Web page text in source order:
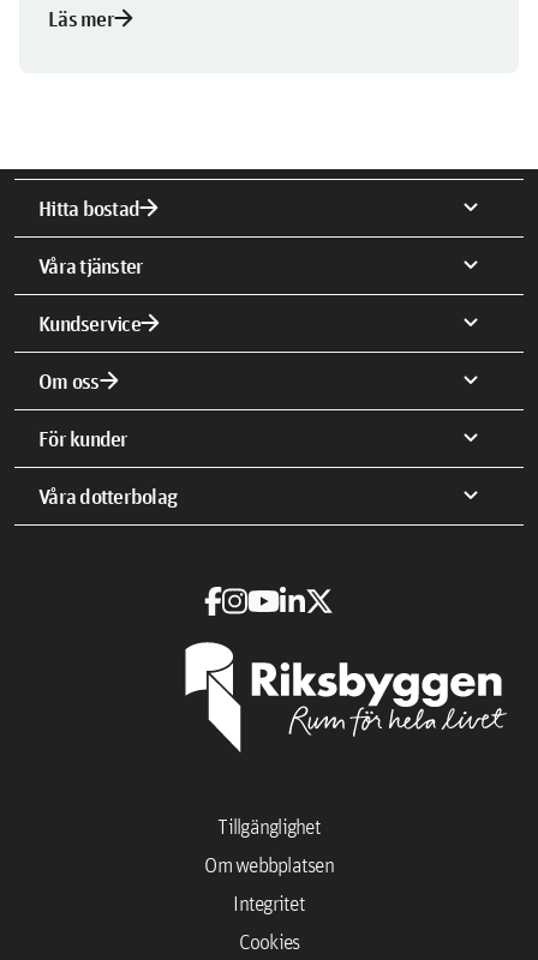
Läs merarrow_forward
Hitta bostadarrow_forward expand_more
Våra tjänster expand_more
Kundservicearrow_forward expand_more
Om ossarrow_forward expand_more
För kunder expand_more
Våra dotterbolag expand_more
Cookies
Integritet
Om webbplatsen
Tillgänglighet